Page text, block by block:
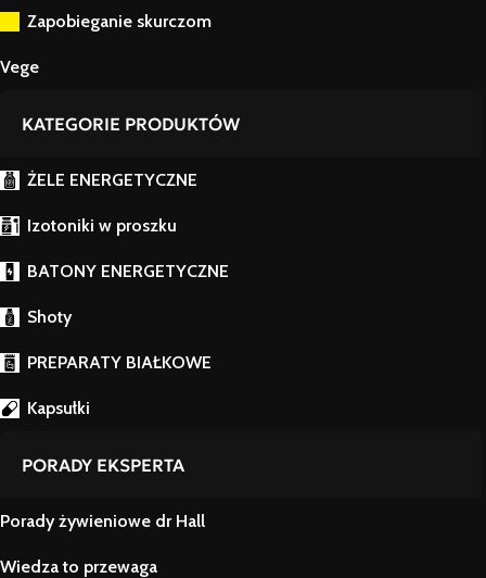
Zapobieganie skurczom
Vege
KATEGORIE PRODUKTÓW
ŻELE ENERGETYCZNE
Izotoniki w proszku
BATONY ENERGETYCZNE
Shoty
PREPARATY BIAŁKOWE
Kapsułki
PORADY EKSPERTA
Porady żywieniowe dr Hall
Wiedza to przewaga